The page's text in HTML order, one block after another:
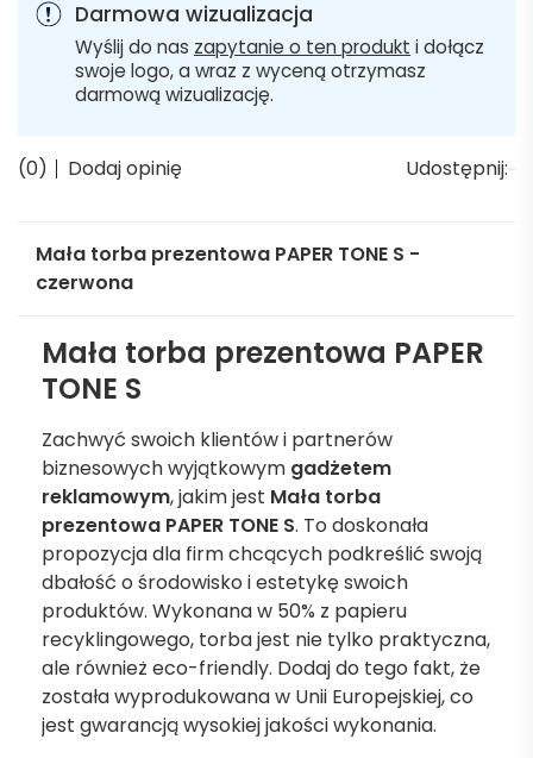
Darmowa wizualizacja
Wyślij do nas zapytanie o ten produkt i dołącz
swoje logo, a wraz z wyceną otrzymasz
darmową wizualizację.
(0) Dodaj opinię Udostępnij:
Mała torba prezentowa PAPER TONE S -
czerwona
Mała torba prezentowa PAPER
TONE S
Zachwyć swoich klientów i partnerów
biznesowych wyjątkowym gadżetem
reklamowym, jakim jest Mała torba
prezentowa PAPER TONE S. To doskonała
propozycja dla firm chcących podkreślić swoją
dbałość o środowisko i estetykę swoich
produktów. Wykonana w 50% z papieru
recyklingowego, torba jest nie tylko praktyczna,
ale również eco-friendly. Dodaj do tego fakt, że
została wyprodukowana w Unii Europejskiej, co
jest gwarancją wysokiej jakości wykonania.